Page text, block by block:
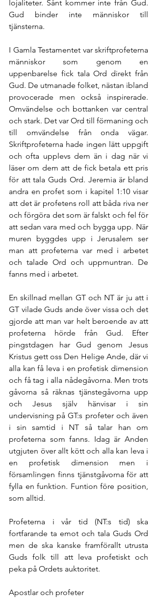
lojaliteter. Sånt kommer inte från Gud.
Gud binder inte människor till
tjänsterna.
I Gamla Testamentet var skriftprofeterna
människor som genom en
uppenbarelse fick tala Ord direkt från
Gud. De utmanade folket, nästan ibland
provocerade men också inspirerade.
Omvändelse och bottanken var central
och stark. Det var Ord till förmaning och
till omvändelse från onda vägar.
Skriftprofeterna hade ingen lätt uppgift
och ofta upplevs dem än i dag när vi
läser om dem att de fick betala ett pris
för att tala Guds Ord. Jeremia är bland
andra en profet som i kapitel 1:10 visar
att det är profetens roll att båda riva ner
och förgöra det som är falskt och fel för
att sedan vara med och bygga upp. När
muren byggdes upp i Jerusalem ser
man att profeterna var med i arbetet
och talade Ord och uppmuntran. De
fanns med i arbetet.
En skillnad mellan GT och NT är ju att i
GT vilade Guds ande över vissa och det
gjorde att man var helt beroende av att
profeterna hörde från Gud. Efter
pingstdagen har Gud genom Jesus
Kristus gett oss Den Helige Ande, där vi
alla kan få leva i en profetisk dimension
och få tag i alla nådegåvorna. Men trots
gåvorna så räknas tjänstegåvorna upp
och Jesus själv hänvisar i sin
undervisning på GT:s profeter och även
i sin samtid i NT så talar han om
profeterna som fanns. Idag är Anden
utgjuten över allt kött och alla kan leva i
en profetisk dimension men i
församlingen finns tjänstgåvorna för att
fylla en funktion. Funtion före position,
som alltid.
Profeterna i vår tid (NT:s tid) ska
fortfarande ta emot och tala Guds Ord
men de ska kanske framförallt utrusta
Guds folk till att leva profetiskt och
peka på Ordets auktoritet.
Apostlar och profeter